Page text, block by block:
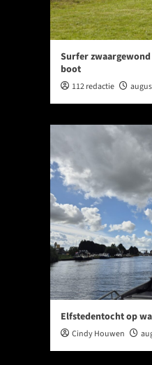
Surfer
boot
112 redactie
Elfstedentocht op
Cindy Houwen